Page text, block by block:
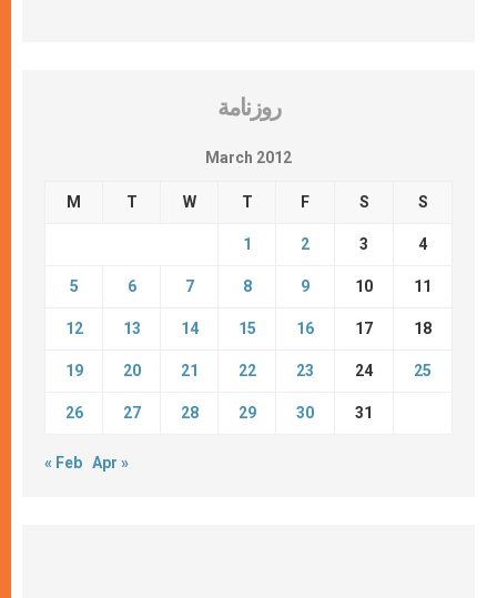
روزنامة
March 2012
M T W T F S S
1 2 3 4
5 6 7 8 9 10 11
12 13 14 15 16 17 18
19 20 21 22 23 24 25
26 27 28 29 30 31
« Feb Apr »